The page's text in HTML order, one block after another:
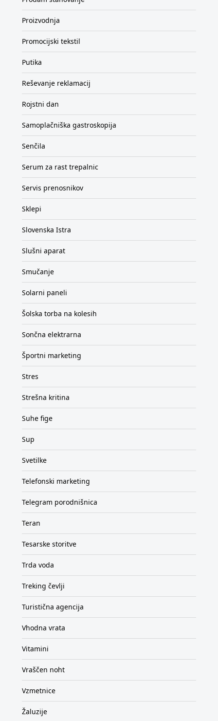
Proizvodnja
Promocijski tekstil
Putika
Reševanje reklamacij
Rojstni dan
Samoplačniška gastroskopija
Senčila
Serum za rast trepalnic
Servis prenosnikov
Sklepi
Slovenska Istra
Slušni aparat
Smučanje
Solarni paneli
Šolska torba na kolesih
Sončna elektrarna
Športni marketing
Stres
Strešna kritina
Suhe fige
Sup
Svetilke
Telefonski marketing
Telegram porodnišnica
Teran
Tesarske storitve
Trda voda
Treking čevlji
Turistična agencija
Vhodna vrata
Vitamini
Vraščen noht
Vzmetnice
Žaluzije